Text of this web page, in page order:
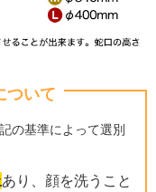
ついて
の基準によって選別
あり、顔を洗うこと